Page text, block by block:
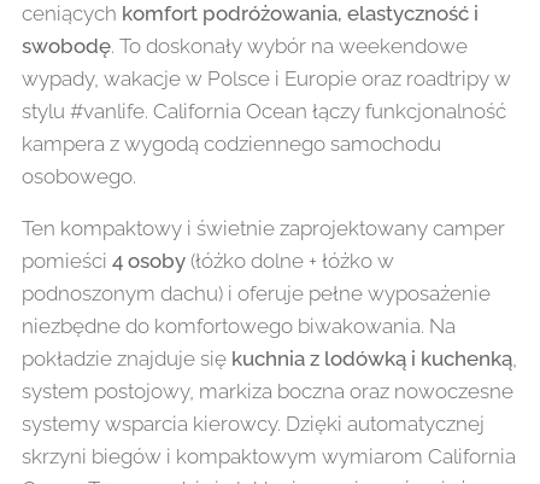
ceniących komfort podróżowania, elastyczność i
swobodę. To doskonały wybór na weekendowe
wypady, wakacje w Polsce i Europie oraz roadtripy w
stylu #vanlife. California Ocean łączy funkcjonalność
kampera z wygodą codziennego samochodu
osobowego.
Ten kompaktowy i świetnie zaprojektowany camper
pomieści 4 osoby (łóżko dolne + łóżko w
podnoszonym dachu) i oferuje pełne wyposażenie
niezbędne do komfortowego biwakowania. Na
pokładzie znajduje się kuchnia z lodówką i kuchenką,
system postojowy, markiza boczna oraz nowoczesne
systemy wsparcia kierowcy. Dzięki automatycznej
skrzyni biegów i kompaktowym wymiarom California